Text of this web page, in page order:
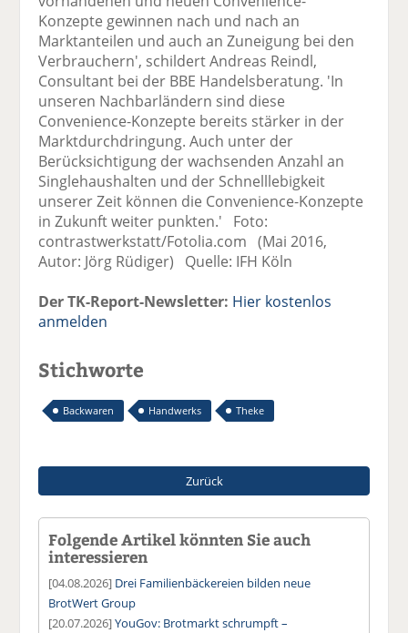
Konzepte gewinnen nach und nach an
Marktanteilen und auch an Zuneigung bei den
Verbrauchern', schildert Andreas Reindl,
Consultant bei der BBE Handelsberatung. 'In
unseren Nachbarländern sind diese
Convenience-Konzepte bereits stärker in der
Marktdurchdringung. Auch unter der
Berücksichtigung der wachsenden Anzahl an
Singlehaushalten und der Schnelllebigkeit
unserer Zeit können die Convenience-Konzepte
in Zukunft weiter punkten.' Foto:
contrastwerkstatt/Fotolia.com (Mai 2016,
Autor: Jörg Rüdiger) Quelle: IFH Köln
Der TK-Report-Newsletter: Hier kostenlos
anmelden
Stichworte
Backwaren Handwerks Theke
Zurück
Folgende Artikel könnten Sie auch
interessieren
[04.08.2026] Drei Familienbäckereien bilden neue
BrotWert Group
[20.07.2026]YouGov: Brotmarkt schrumpft –